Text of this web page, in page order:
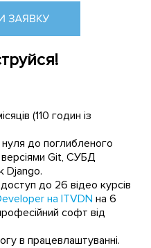
(110 годин із
до поглибленого
версіями Git, СУБД
Django.
до 26 відео курсів
на ITVDN на 6
софт від
в працевлаштуванні.